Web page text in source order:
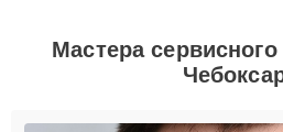
Мастера